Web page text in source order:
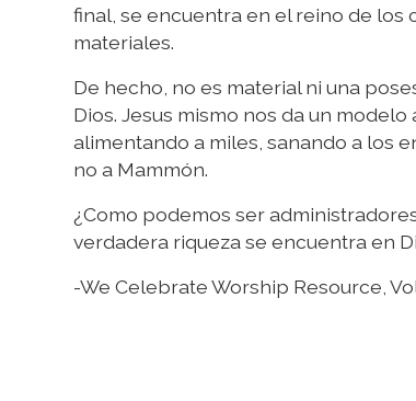
final, se encuentra en el reino de los
materiales.
De hecho, no es material ni una
Dios. Jesus mismo nos da un
alimentando a miles, sanando a los
no a Mammón.
¿Como podemos ser
verdadera riqueza se encuentra en
-We Celebrate Worship Resource,